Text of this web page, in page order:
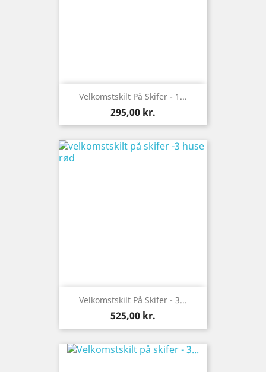
Velkomstskilt På Skifer - 1...
Pris
295,00 kr.
Velkomstskilt På Skifer - 3...
Pris
525,00 kr.